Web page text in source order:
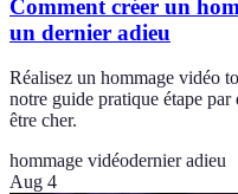
Comment créer un
un dernier adieu
Réalisez un hommage vidéo
notre guide pratique étape
être cher.
hommage vidéodernier adieu
Aug 4